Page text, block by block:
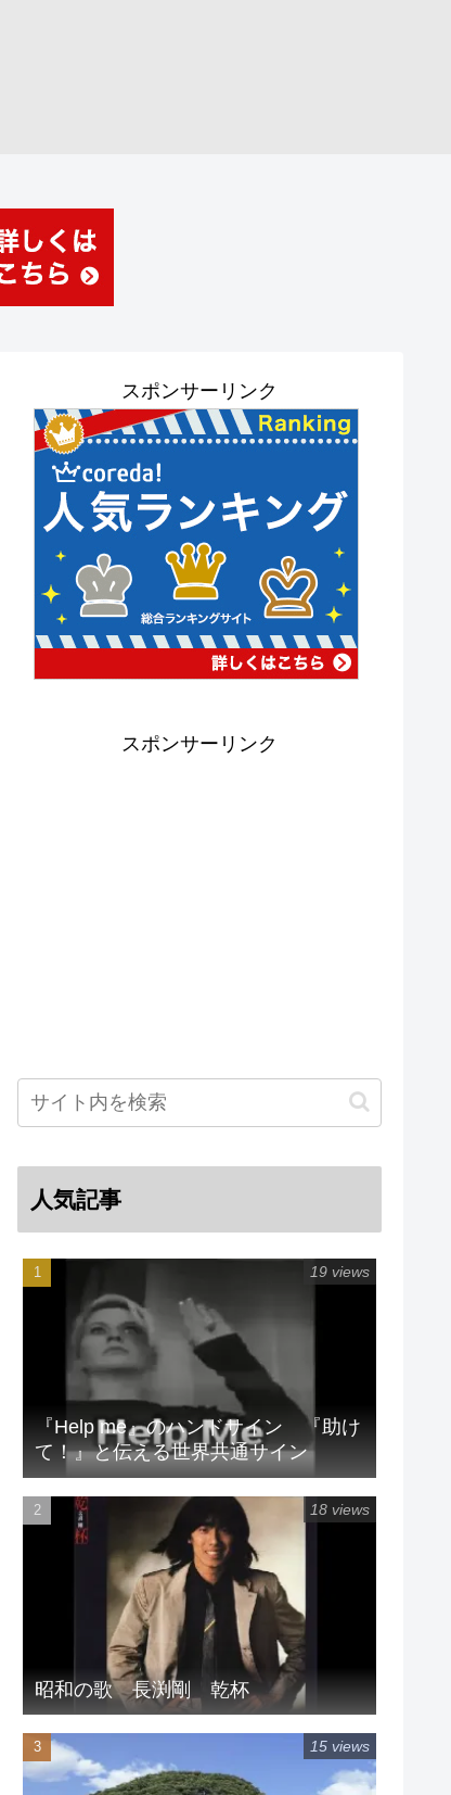
スポンサーリンク
スポンサーリンク
人気記事
『Help me』のハンドサイン 『助け
て！』と伝える世界共通サイン
19 views
昭和の歌 長渕剛 乾杯
18 views
15 views